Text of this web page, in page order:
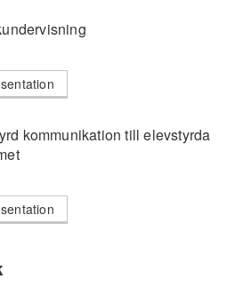
kommunikation till elevstyrda